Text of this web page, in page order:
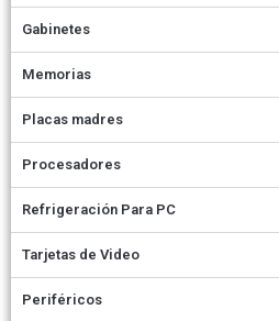
Gabinetes
Memorias
Placas madres
Procesadores
Refrigeración Para PC
Tarjetas de Video
Periféricos